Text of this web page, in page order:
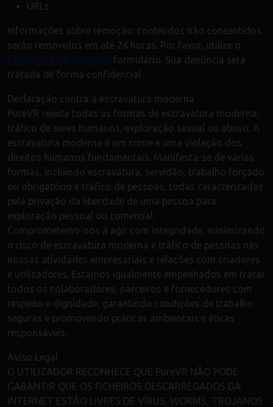
URLs
Informações sobre remoção: conteúdos não consentidos
serão removidos em até 24 horas. Por favor, utilize o
formulário de contacto formulário. Sua denúncia será
tratada de forma confidencial.
Declaração contra a escravatura moderna
PureVR rejeita todas as formas de escravatura moderna,
tráfico de seres humanos, exploração sexual ou abuso. A
escravatura moderna é um crime e uma violação dos
direitos humanos fundamentais. Manifesta-se de várias
formas, incluindo escravatura, servidão, trabalho forçado
ou obrigatório e tráfico de pessoas, todas caracterizadas
pela privação da liberdade de uma pessoa para
exploração pessoal ou comercial.
Comprometemo-nos a agir com integridade, minimizando
o risco de escravatura moderna e tráfico de pessoas nas
nossas atividades empresariais e relações com criadores
e utilizadores. Estamos igualmente empenhados em tratar
todos os colaboradores, parceiros e fornecedores com
respeito e dignidade, garantindo condições de trabalho
seguras e promovendo práticas ambientais e éticas
responsáveis.
Aviso Legal
O UTILIZADOR RECONHECE QUE PureVR NÃO PODE
GARANTIR QUE OS FICHEIROS DESCARREGADOS DA
INTERNET ESTÃO LIVRES DE VÍRUS, WORMS, TROJANOS